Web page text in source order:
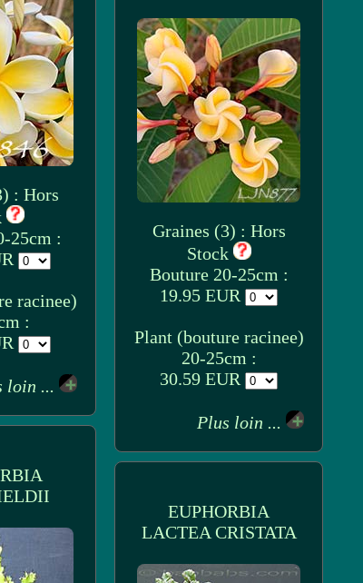
: Hors
25cm :
racinee)
:
loin ...
Graines (3) : Hors
Stock
Bouture 20-25cm :
19.95 EUR
Plant (bouture racinee)
20-25cm :
30.59 EUR
Plus loin ...
EUPHORBIA
LACTEA CRISTATA